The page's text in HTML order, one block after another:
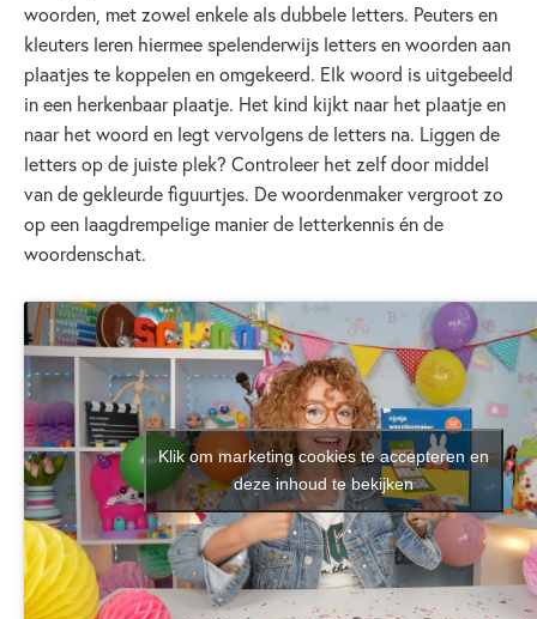
woorden, met zowel enkele als dubbele letters. Peuters en
kleuters leren hiermee spelenderwijs letters en woorden aan
plaatjes te koppelen en omgekeerd. Elk woord is uitgebeeld
in een herkenbaar plaatje. Het kind kijkt naar het plaatje en
naar het woord en legt vervolgens de letters na. Liggen de
letters op de juiste plek? Controleer het zelf door middel
van de gekleurde figuurtjes. De woordenmaker vergroot zo
op een laagdrempelige manier de letterkennis én de
woordenschat.
Klik om marketing cookies te accepteren en
deze inhoud te bekijken